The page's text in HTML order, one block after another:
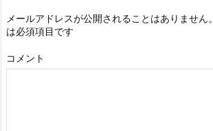
メールアドレスが公開されることはありません。
は必須項目です
コメント